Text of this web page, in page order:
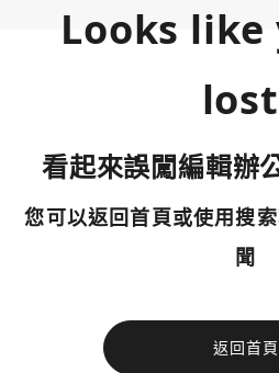
Looks
看起來誤闖編輯辦
您可以返回首頁或使用搜
聞
返回首頁
今日熱門
使用以下帳
您已閒置5分鐘，請點擊關閉按
今日熱門